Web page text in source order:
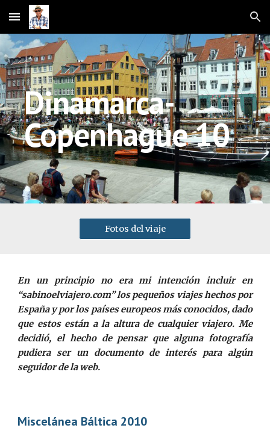
Skip to main content Skip to navigation
Dinamarca-
Copenhague 10
Fotos del viaje
En un principio no era mi intención incluir en
“sabinoelviajero.com” los pequeños viajes hechos por
España y por los países europeos más conocidos, dado
que estos están a la altura de cualquier viajero. Me
decidió, el hecho de pensar que alguna fotografía
pudiera ser un documento de interés para algún
seguidor de la web.
Miscelánea Báltica 2010